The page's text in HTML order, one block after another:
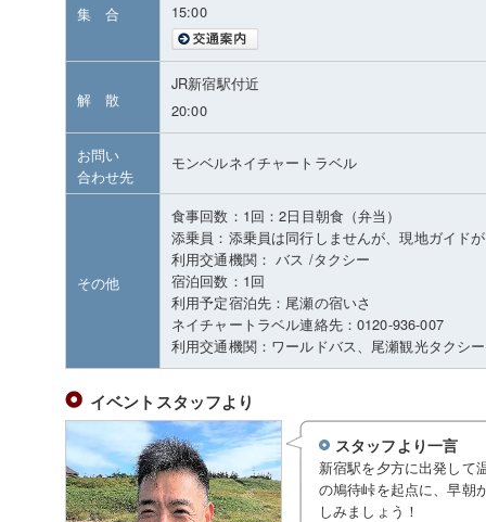
集 合
15:00
解 散
JR新宿駅付近
20:00
お問い
合わせ先
モンベルネイチャートラベル
その他
食事回数：1回：2日目朝食（弁当）
添乗員：添乗員は同行しませんが、現地ガイド
利用交通機関： バス /タクシー
宿泊回数：1回
利用予定宿泊先：尾瀬の宿いさ
ネイチャートラベル連絡先：0120-936-007
利用交通機関：ワールドバス、尾瀬観光タクシ
イベントスタッフより
スタッフより一言
新宿駅を夕方に出発して
の鳩待峠を起点に、早朝
しみましょう！